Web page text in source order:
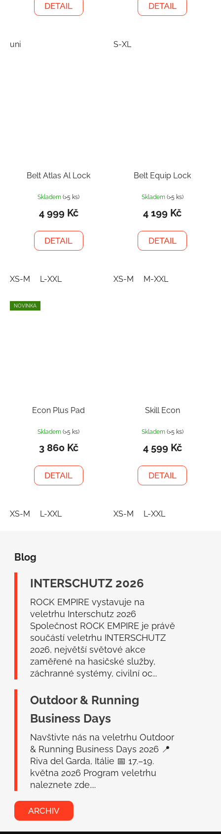
DETAIL
uni
DETAIL
S-XL
Belt Atlas Al Lock
Skladem(>5 ks)
4 999 Kč
DETAIL
XS-M L-XXL
Belt Equip Lock
Skladem (>5 ks)
4 199 Kč
DETAIL
XS-M M-XXL
NOVINKA
Econ Plus Pad
Skladem(>5 ks)
3 860 Kč
DETAIL
XS-M L-XXL
Skill Econ
Skladem (>5 ks)
4 599 Kč
DETAIL
XS-M L-XXL
Blog
INTERSCHUTZ 2026
ROCK EMPIRE vystavuje na
veletrhu Interschutz 2026
Společnost ROCK EMPIRE je právě
součástí veletrhu INTERSCHUTZ
2026, největší světové akce
zaměřené na hasičské služby,
záchranné systémy, civilní oc...
Outdoor & Running
Business Days
Navštivte nás na veletrhu Outdoor
& Running Business Days 2026 📍
Riva del Garda, Itálie 📅 17.–19.
května 2026 Program veletrhu
naleznete zde....
ARCHIV